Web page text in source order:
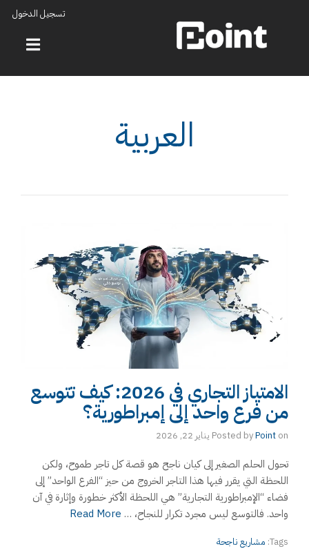
تسجيل الدخول
العربية
الامتياز التجاري في 2026: كيف تتوسع
من فرع واحد إلى إمبراطورية؟
Posted byPoint on يناير 22, 2026
تحول الحلم الصغير إلى كيان ناجح هو قصة كل تاجر طموح، ولكن
اللحظة التي يقرر فيها هذا التاجر الخروج من حيز “الفرع الواحد” إلى
فضاء “الإمبراطورية التجارية” هي اللحظة الأكثر خطورة وإثارة في آن
واحد. فالتوسع ليس مجرد تكرار للنجاح، … Read More
Tags: مشاريع ناجحة